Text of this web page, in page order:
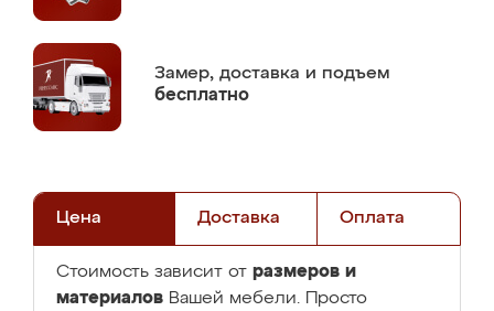
Замер, доставка и подъем
бесплатно
Цена Доставка Оплата
Стоимость зависит от размеров и
материалов Вашей мебели. Просто